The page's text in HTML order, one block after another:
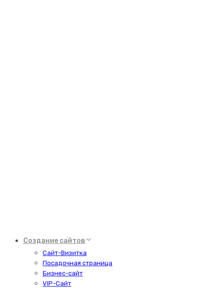
Создание сайтов
Сайт-Визитка
Посадочная страница
Бизнес-сайт
VIP-Сайт